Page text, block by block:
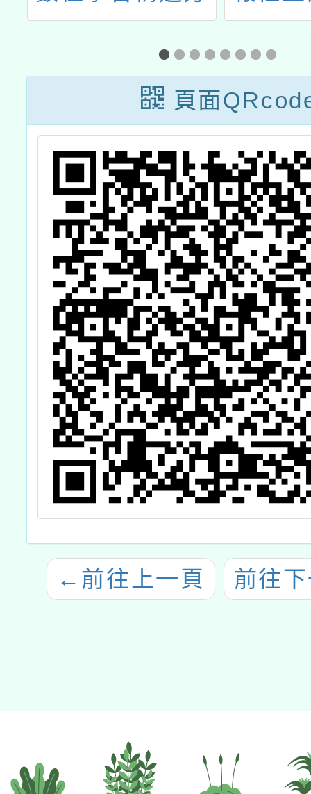
案A2-數位學習
工作坊(二)-
Experiments
with Google線
上研習，敬邀全
國中小學教師踴
躍參加
一個夢
始的
徵
頁面
← 前往上一頁 前往